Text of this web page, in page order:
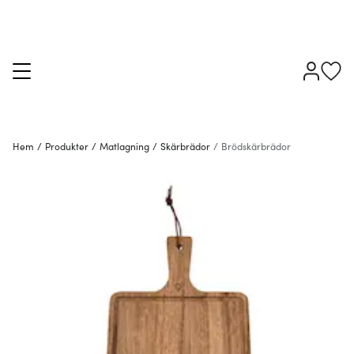
Hem / Produkter / Matlagning / Skärbrädor / Brödskärbrädor